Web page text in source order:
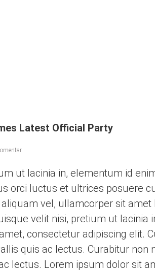
Latest Official Party
ut lacinia in, elementum id
orci luctus et ultrices posuere
vel, ullamcorper sit
velit nisi, pretium ut lacinia
consectetur adipiscing elit.
quis ac lectus. Curabitur non
lectus. Lorem ipsum dolor sit